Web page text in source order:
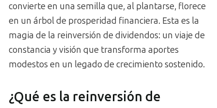
convierte en una semilla que, al plantarse, florece
en un árbol de prosperidad financiera. Esta es la
magia de la reinversión de dividendos: un viaje de
constancia y visión que transforma aportes
modestos en un legado de crecimiento sostenido.
¿Qué es la reinversión de